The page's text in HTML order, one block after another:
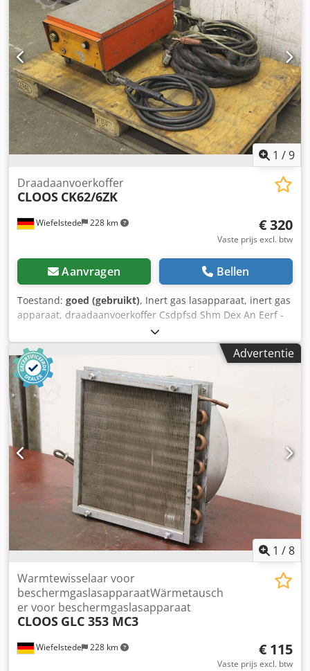
Afmetingen: 1100/700/H1240 mm -Gewicht: 181 kg
1 /9
Wiefelstede 228 km
Draadaanvoerkoffer
CLOOS CK62/6ZK
€ 320
Vaste prijs excl. btw
Aanvragen Bellen
Toestand: goed (gebruikt), Inert gas lasapparaat, inert gas
apparaat, draadaanvoerkoffer Csdpfsd Shm Dex An Eerf -
draadaanvoerkoffer -met: slangenpakket -Afmetingen:
650/350 300 mm -Gewicht: 36 kg
Advertentie
1 /8
Wiefelstede 228 km
Warmtewisselaar voor
beschermgaslasapparaatWärmetausch
er voor beschermgaslasapparaat
CLOOS GLC 353 MC3
€ 115
Vaste prijs excl. btw